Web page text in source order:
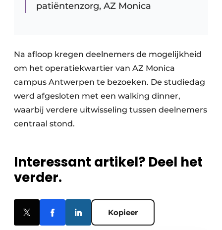
patiëntenzorg, AZ Monica
Na afloop kregen deelnemers de mogelijkheid
om het operatiekwartier van AZ Monica
campus Antwerpen te bezoeken. De studiedag
werd afgesloten met een walking dinner,
waarbij verdere uitwisseling tussen deelnemers
centraal stond.
Interessant artikel? Deel het
verder.
Kopieer